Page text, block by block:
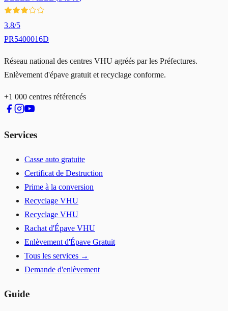
3.8/5
PR5400016D
Réseau national des centres VHU agréés par les Préfectures.
Enlèvement d'épave gratuit et recyclage conforme.
+1 000 centres référencés
Services
Casse auto gratuite
Certificat de Destruction
Prime à la conversion
Recyclage VHU
Recyclage VHU
Rachat d'Épave VHU
Enlèvement d'Épave Gratuit
Tous les services →
Demande d'enlèvement
Guide